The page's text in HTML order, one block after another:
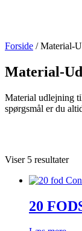
Forside / Material-
Material-
Material udlejning
spørgsmål er du
Viser 5 resultater
20